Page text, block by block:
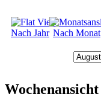
Nach Jahr Nach Monat
Wochenansicht